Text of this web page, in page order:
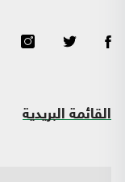
القائمة البريدية